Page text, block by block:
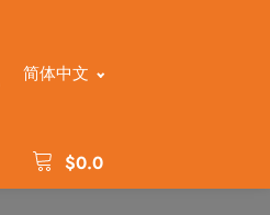
简体中文
$0.0